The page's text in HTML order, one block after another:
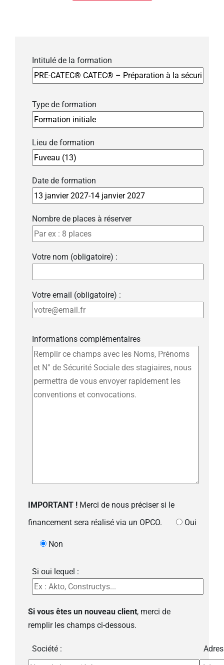
Intitulé de la formation
Type de formation
Lieu de formation
Date de formation
Nombre de places à réserver
Votre nom (obligatoire) :
Votre email (obligatoire) :
Informations complémentaires
IMPORTANT ! Merci de nous préciser si le
financement sera réalisé via un OPCO.
Oui
Non
Si oui lequel :
Si vous êtes un nouveau client, merci de
remplir les champs ci-dessous.
Société :